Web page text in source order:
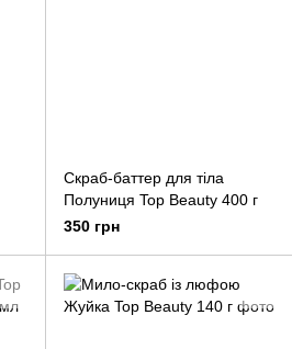
Скраб-баттер для тіла
Полуниця Top Beauty 400 г
350 грн